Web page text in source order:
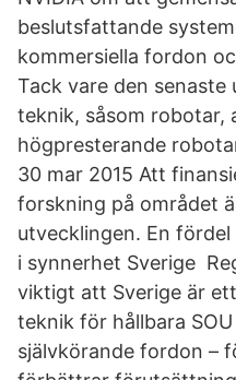
beslutsfattande
kommersiella fordon
Tack vare den
teknik, såsom robotar,
högpresterande
30 mar 2015 Att
forskning på området
utvecklingen. En
i synnerhet Sverige
viktigt att Sverige är
teknik för hållbara
självkörande fordon –